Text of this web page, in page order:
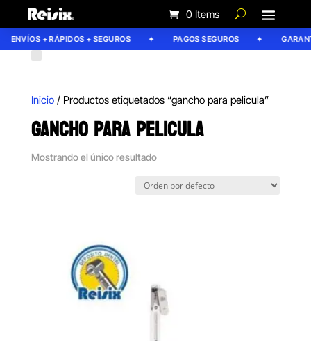
0 Items
ENVÍOS + RÁPIDOS + SEGUROS PAGOS SEGUROS
Inicio/ Productos etiquetados “gancho para pelicula”
GANCHO PARA PELICULA
Mostrando el único resultado